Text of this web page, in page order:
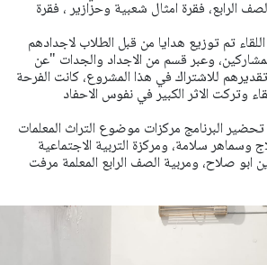
الرابع، فقرة امثال شعبية وحزازير ، فقرة
تم توزيع هدايا من قبل الطلاب لاجدادهم
وعبر قسم من الاجداد والجدات "عن
للاشتراك في هذا المشروع، كانت الفرحة
وتركت الاثر الكبير في نفوس الاحفاد
البرنامج مركزات موضوع التراث المعلمات
وسماهر سلامة، ومركزة التربية الاجتماعية
ابو صلاح، ومربية الصف الرابع المعلمة مرفت